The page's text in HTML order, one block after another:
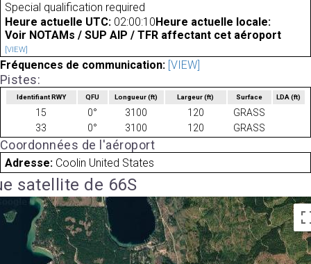
Special qualification required
Heure actuelle UTC: 02:00:10 Heure actuelle locale:
Voir NOTAMs / SUP AIP / TFR affectant cet aéroport
[VIEW]
Fréquences de communication: [VIEW]
Pistes:
Identifiant RWY QFU Longueur(ft) Largeur(ft) Surface LDA(ft)
15 0° 3100 120
GRASS
33
0° 3100 120 GRASS
Coordonnées de l'aéroport
Adresse: Coolin United States
satellite de 66S